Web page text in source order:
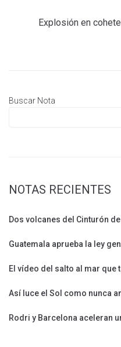
Explosión en
Buscar Nota
NOTAS RECIENTES
Dos volcanes del Cinturón
Guatemala aprueba la ley
El vídeo del salto al mar que
Así luce el Sol como nunca
Rodri y Barcelona aceleran